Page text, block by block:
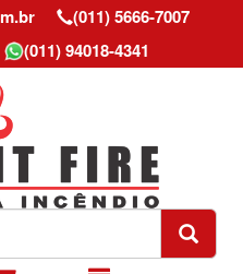
(011) 5666-7007
(011) 94018-4341